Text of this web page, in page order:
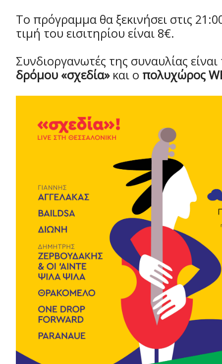
Το πρόγραμμα θα ξεκινήσει στις
τιμή του εισιτηρίου είναι 8€.
Συνδιοργανωτές της συναυλίας
δρόμου «σχεδία»και ο πολυχώρος